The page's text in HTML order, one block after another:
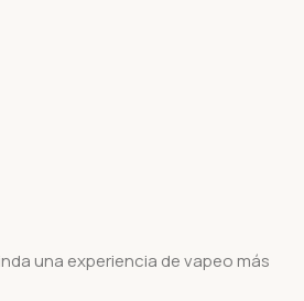
una experiencia de vapeo más